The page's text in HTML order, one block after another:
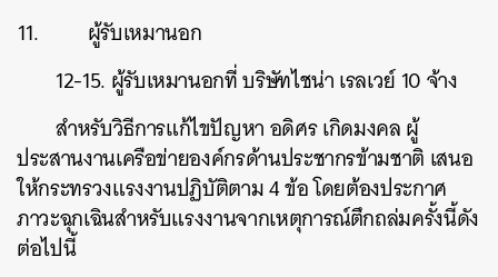
ผู้รับเหมานอก
12-15. ผู้รับเหมานอกที่ บริษัทไชน่า เรลเวย์ 10 จ้าง
สำหรับวิธีการแก้ไขปัญหา อดิศร เกิดมงคล ผู้
ประสานงานเครือข่ายองค์กรด้านประชากรข้ามชาติ เสนอ
ให้กระทรวงแรงงานปฏิบัติตาม 4 ข้อ โดยต้องประกาศ
ภาวะฉุกเฉินสำหรับแรงงานจากเหตุการณ์ตึกถล่มครั้งนี้ดัง
ต่อไปนี้